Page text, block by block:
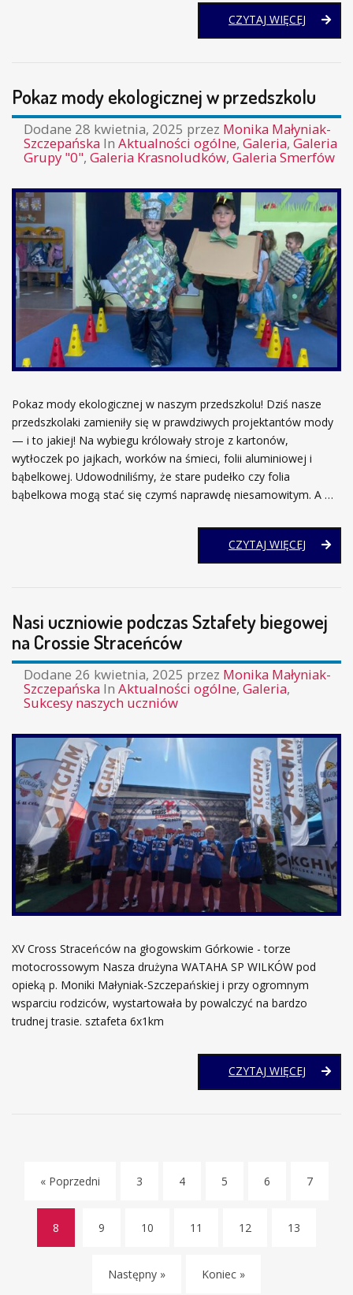
CZYTAJ WIĘCEJ
Pokaz mody ekologicznej w przedszkolu
Dodane 28 kwietnia, 2025 przez Monika Małyniak-
Szczepańska In Aktualności ogólne, Galeria, Galeria
Grupy "0", Galeria Krasnoludków, Galeria Smerfów
Pokaz mody ekologicznej w naszym przedszkolu! Dziś nasze
przedszkolaki zamieniły się w prawdziwych projektantów mody
— i to jakiej! Na wybiegu królowały stroje z kartonów,
wytłoczek po jajkach, worków na śmieci, folii aluminiowej i
bąbelkowej. Udowodniliśmy, że stare pudełko czy folia
bąbelkowa mogą stać się czymś naprawdę niesamowitym. A …
CZYTAJ WIĘCEJ POKAZ
MODY
Nasi uczniowie podczas Sztafety biegowej
na Crossie Straceńców
Dodane 26 kwietnia, 2025 przez Monika Małyniak-
Szczepańska In Aktualności ogólne, Galeria,
Sukcesy naszych uczniów
XV Cross Straceńców na głogowskim Górkowie - torze
motocrossowym Nasza drużyna WATAHA SP WILKÓW pod
opieką p. Moniki Małyniak-Szczepańskiej i przy ogromnym
wsparciu rodziców, wystartowała by powalczyć na bardzo
trudnej trasie. sztafeta 6x1km
CZYTAJ WIĘCEJ NASI
« Poprzedni 3 4 5 6 7
8
9 10 11 12 13
Następny » Koniec »